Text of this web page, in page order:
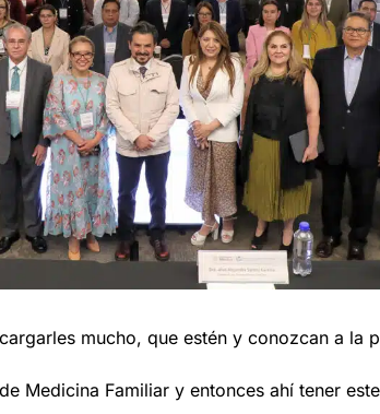
mucho, que estén y conozcan a la
Medicina Familiar y entonces ahí tener